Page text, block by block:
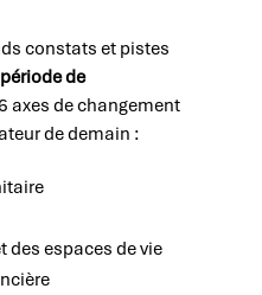
constats et pistes
période de
axes de changement
de demain :
des espaces de vie